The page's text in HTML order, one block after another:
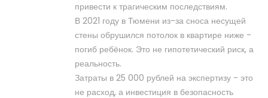
привести к трагическим последствиям.
В 2021 году в Тюмени из-за сноса несущей
стены обрушился потолок в квартире ниже -
погиб ребёнок. Это не гипотетический риск, а
реальность.
Затраты в 25 000 рублей на экспертизу - это
не расход, а инвестиция в безопасность